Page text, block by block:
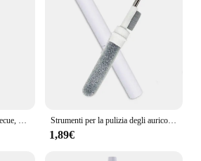
Strumenti per la pulizia degli auricolari Bluetooth per Airpods Pro 1 2 3 Auricolari Custodia per pulizia Penna Bursh Kit per Samsung Xiaomi Airdots Huawei
1,89€